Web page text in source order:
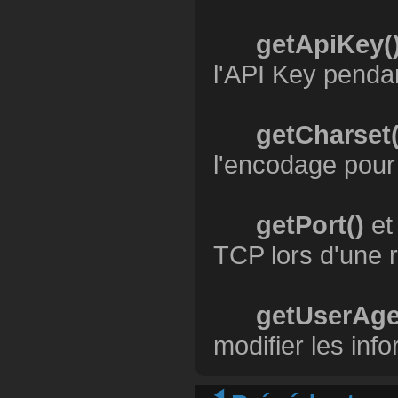
l'API Key
l'encodage
getPort()
TCP lors d'une
modifier les